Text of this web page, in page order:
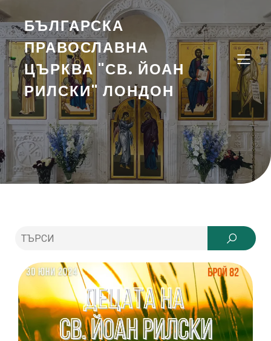
БЪЛГАРСКА
ПРАВОСЛАВНА
ЦЪРКВА "СВ. ЙОАН
РИЛСКИ" ЛОНДОН